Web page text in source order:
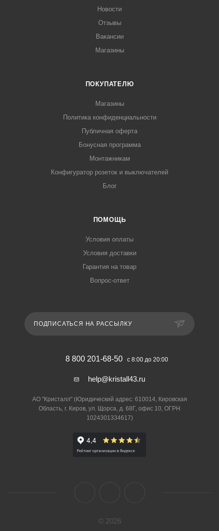
Новости
Отзывы
Вакансии
Магазины
ПОКУПАТЕЛЮ
Магазины
Политика конфиденциальности
Публичная оферта
Бонусная программа
Монтажникам
Конфигуратор розеток и выключателей
Блог
ПОМОЩЬ
Условия оплаты
Условия доставки
Гарантия на товар
Вопрос-ответ
ПОДПИСАТЬСЯ НА РАССЫЛКУ
8 800 201-68-50 с 8:00 до 20:00
help@kristall43.ru
АО "Кристалл" (Юридический адрес: 610014, Кировская
Область, г. Киров, ул. Щорса, д. 68Г, офис 10, ОГРН
1024301334617)
© 2026